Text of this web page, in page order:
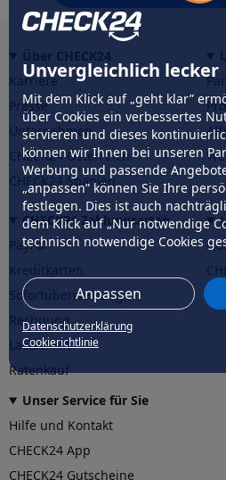
Unvergleichlich lecker
Mit dem Klick auf „geht klar”
über Cookies ein verbessertes
servieren und dieses
können wir Ihnen bei unseren
Werbung und passende
„anpassen” können Sie Ihre
festlegen. Dies ist auch
dem Klick auf „Nur notwendige
technisch notwendige Cookies
Anpassen
Datenschutzerklärung
Cookierichtlinie
Karriere
Presse
Unternehmen
CHECK24 Österreich
CHECK24 Spanien
CHECK24 Zahlungsarten
PayPal
Sofortüberweisung
Rechnung
Lastschrift
Ratenkauf
Unser Service für Sie
Hilfe und Kontakt
CHECK24 App
CHECK24 Gutscheine